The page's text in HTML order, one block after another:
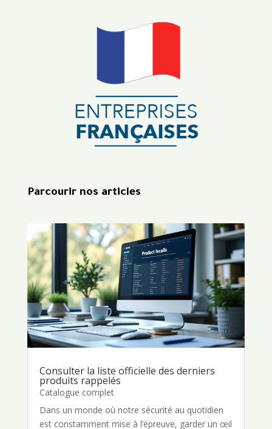
Parcourir nos articles
Consulter la liste officielle des derniers
produits rappelés
Catalogue complet
Dans un monde où notre sécurité au quotidien
est constamment mise à l’épreuve, garder un œil